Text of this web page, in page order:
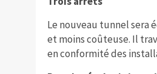
Le nouveau tunnel sera
et moins coûteuse. Il
en conformité des